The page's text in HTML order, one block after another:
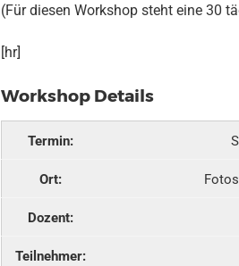
(Für diesen Workshop steht eine 30
[hr]
Workshop Details
Termin:
Ort:
Dozent:
Teilnehmer: